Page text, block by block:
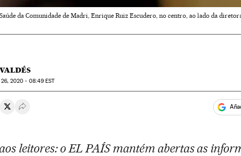
da Comunidade de Madri, Enrique Ruiz Escudero, no centro, ao lado da
26, 2020 - 08:49 EST
en Whatsapp
en Facebook
Compartir en Twitter
Desplegar Redes Sociales
leitores: o EL PAÍS mantém abertas as